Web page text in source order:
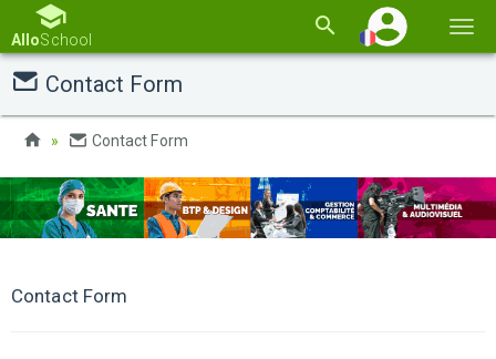
la
AlloSchool
Contact Form
Contact Form
Contact Form